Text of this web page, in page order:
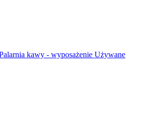
kawy - wyposażenie Używane